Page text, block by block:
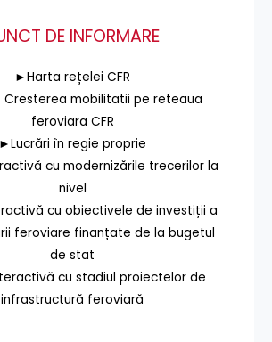
DE INFORMARE
►Harta rețelei CFR
mobilitatii pe reteaua
feroviara CFR
►Lucrări în regie proprie
cu modernizările trecerilor la
nivel
cu obiectivele de investiții a
feroviare finanțate de la bugetul
de stat
cu stadiul proiectelor de
infrastructură feroviară